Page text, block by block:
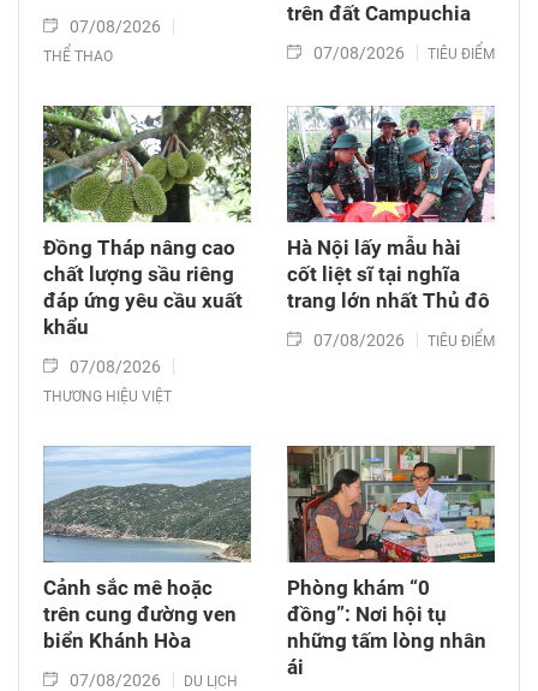
07/08/2026
THỂ THAO
trên đất Campuchia
07/08/2026 TIÊU ĐIỂM
Đồng Tháp nâng cao
chất lượng sầu riêng
đáp ứng yêu cầu xuất
khẩu
07/08/2026
THƯƠNG HIỆU VIỆT
Hà Nội lấy mẫu hài
cốt liệt sĩ tại nghĩa
trang lớn nhất Thủ đô
07/08/2026 TIÊU ĐIỂM
Cảnh sắc mê hoặc
trên cung đường ven
biển Khánh Hòa
07/08/2026 DU LỊCH
Phòng khám “0
đồng”: Nơi hội tụ
những tấm lòng nhân
ái